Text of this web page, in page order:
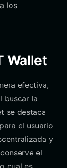
los
Wallet
efectiva,
buscar la
se destaca
el usuario
y
el
cual es